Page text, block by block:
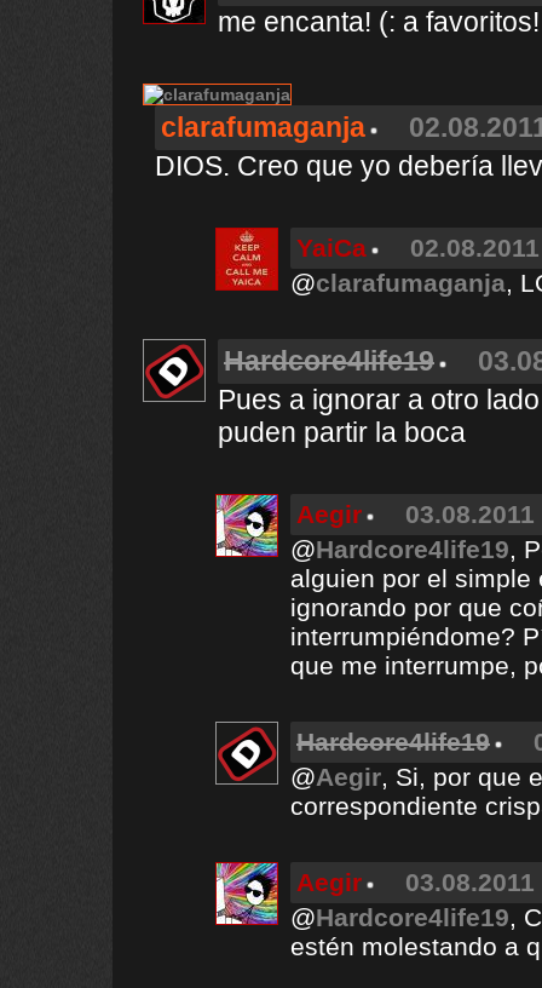
me encanta! (: a
clarafumaganja
DIOS. Creo que yo debería
YaiCa
@clarafumaganja,
Hardcore4life19
Pues a ignorar a otro
puden partir la boca
Aegir
@Hardcore4life19,
alguien por el
ignorando por que
interrumpiéndome?
que me interrumpe,
Hardcore4life19
@Aegir, Si, por que
correspondiente
Aegir
@Hardcore4life19,
estén molestando a